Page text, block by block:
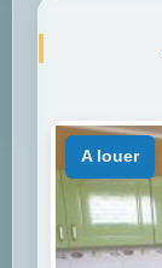
a louer